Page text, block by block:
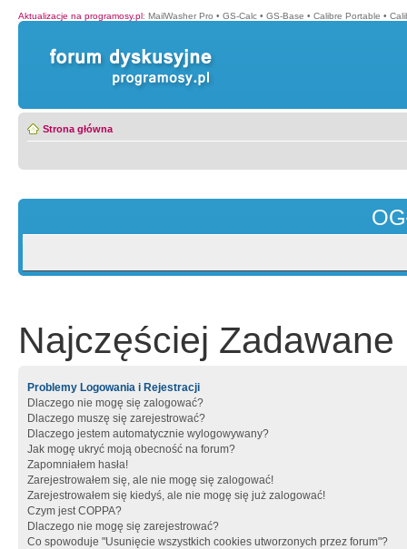
Aktualizacje na programosy.pl: MailWasher Pro • GS-Calc • GS-Base • Calibre Portable •
Strona główna
Najczęściej Zadawane
Problemy Logowania i Rejestracji
Dlaczego nie mogę się zalogować?
Dlaczego muszę się zarejestrować?
Dlaczego jestem automatycznie wylogowywany?
Jak mogę ukryć moją obecność na forum?
Zapomniałem hasła!
Zarejestrowałem się, ale nie mogę się zalogować!
Zarejestrowałem się kiedyś, ale nie mogę się już zalogować!
Czym jest COPPA?
Dlaczego nie mogę się zarejestrować?
Co spowoduje "Usunięcie wszystkich cookies utworzonych przez forum"?